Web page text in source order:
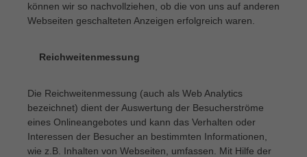
können wir so nachvollziehen, ob die von uns auf anderen
Webseiten geschalteten Anzeigen erfolgreich waren.
Reichweitenmessung
Die Reichweitenmessung (auch als Web Analytics
bezeichnet) dient der Auswertung der Besucherströme
eines Onlineangebotes und kann das Verhalten oder
Interessen der Besucher an bestimmten Informationen,
wie z.B. Inhalten von Webseiten, umfassen. Mit Hilfe der